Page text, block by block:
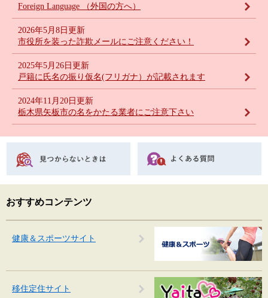
Foreign Language （外国の方へ）
市役所を装った詐欺メールにご注意ください！
2026年5月8日更新
戸籍に氏名の振り仮名(フリガナ）が記載されます
2025年5月26日更新
栃木県矢板市の名をかたる業者にご注意下さい
2024年11月20日更新
おすすめコンテンツ
健康＆スポーツサイト
移住定住サイト